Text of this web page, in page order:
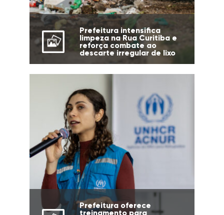
Prefeitura intensifica
limpeza na Rua Curitiba e
reforça combate ao
descarte irregular de lixo
Prefeitura oferece
treinamento para